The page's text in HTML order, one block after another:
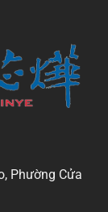
Phường Cửa